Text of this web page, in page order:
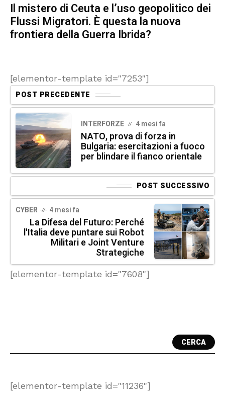
Il mistero di Ceuta e l’uso geopolitico dei
Flussi Migratori. È questa la nuova
frontiera della Guerra Ibrida?
[elementor-template id="7253"]
POST PRECEDENTE
INTERFORZE 4 mesi fa
NATO, prova di forza in
Bulgaria: esercitazioni a fuoco
per blindare il fianco orientale
POST SUCCESSIVO
CYBER 4 mesi fa
La Difesa del Futuro: Perché
l'Italia deve puntare sui Robot
Militari e Joint Venture
Strategiche
[elementor-template id="7608"]
CERCA
[elementor-template id="11236"]